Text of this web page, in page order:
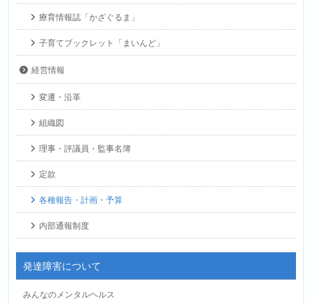
療育情報誌「かざぐるま」
子育てブックレット「まいんど」
経営情報
変遷・沿革
組織図
理事・評議員・監事名簿
定款
各種報告・計画・予算
内部通報制度
発達障害について
みんなのメンタルヘルス